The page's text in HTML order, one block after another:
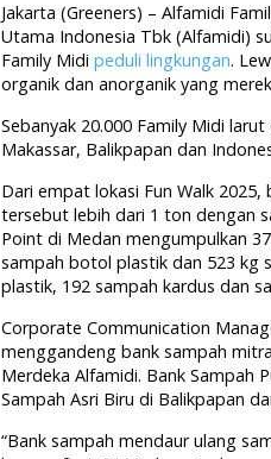
Jakarta (Greeners) – Alfamidi
Utama Indonesia Tbk (Alfamidi)
Family Midi peduli lingkungan.
organik dan anorganik yang
Sebanyak 20.000 Family Midi
Makassar, Balikpapan dan
Dari empat lokasi Fun Walk
tersebut lebih dari 1 ton dengan
Point di Medan mengumpulkan
sampah botol plastik dan 523 kg
plastik, 192 sampah kardus dan
Corporate Communication
menggandeng bank sampah
Merdeka Alfamidi. Bank Sampah
Sampah Asri Biru di Balikpapan
“Bank sampah mendaur ulang